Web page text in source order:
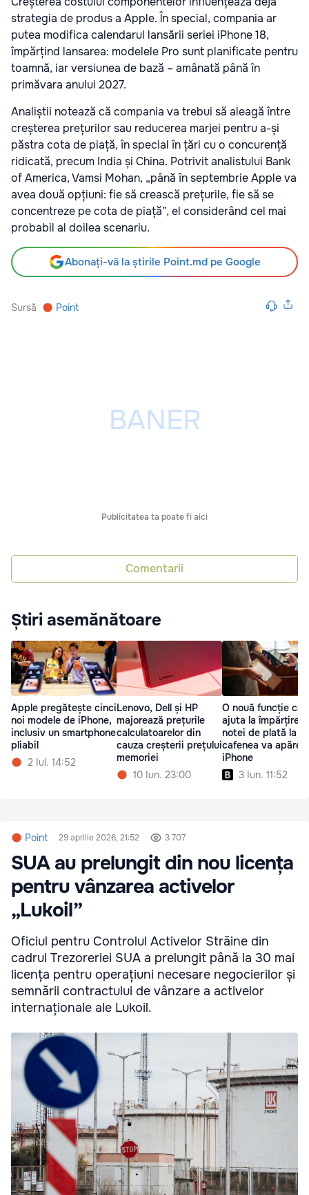
strategia de produs a Apple. În special, compania ar
putea modifica calendarul lansării seriei iPhone 18,
împărțind lansarea: modelele Pro sunt planificate pentru
toamnă, iar versiunea de bază – amânată până în
primăvara anului 2027.
Analiștii notează că compania va trebui să aleagă între
creșterea prețurilor sau reducerea marjei pentru a-și
păstra cota de piață, în special în țări cu o concurență
ridicată, precum India și China. Potrivit analistului Bank
of America, Vamsi Mohan, „până în septembrie Apple va
avea două opțiuni: fie să crească prețurile, fie să se
concentreze pe cota de piață”, el considerând cel mai
probabil al doilea scenariu.
Abonați-vă la știrile Point.md pe Google
Sursă Point
Publicitatea ta poate fi aici
Comentarii
Știri asemănătoare
Apple pregătește cinci
noi modele de iPhone,
inclusiv un smartphone
pliabil
2 Iul. 14:52
Lenovo, Dell și HP
majorează prețurile
calculatoarelor din
cauza creșterii prețului
memoriei
10 Iun. 23:00
O nouă funcție
ajuta la împărțirea
notei de plată la
cafenea va
iPhone
3 Iun. 11:52
Point 29 aprilie 2026, 21:52 3 707
SUA au prelungit din nou licența
pentru vânzarea activelor
„Lukoil”
Oficiul pentru Controlul Activelor Străine din
cadrul Trezoreriei SUA a prelungit până la 30 mai
licența pentru operațiuni necesare negocierilor și
semnării contractului de vânzare a activelor
internaționale ale Lukoil.